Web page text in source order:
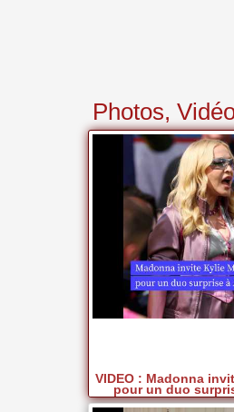
Photos,
VIDEO : Madonna
pour un duo